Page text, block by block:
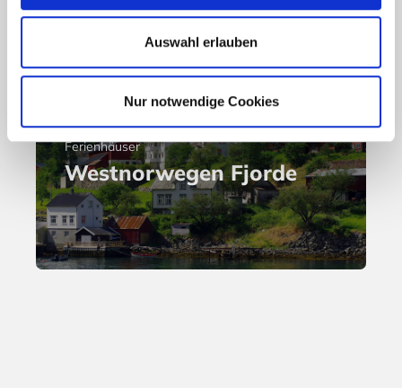
Auswahl erlauben
Nur notwendige Cookies
Ferienhäuser
Westnorwegen Fjorde